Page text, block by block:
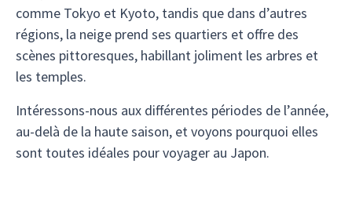
comme Tokyo et Kyoto, tandis que dans d’autres
régions, la neige prend ses quartiers et offre des
scènes pittoresques, habillant joliment les arbres et
les temples.
Intéressons-nous aux différentes périodes de l’année,
au-delà de la haute saison, et voyons pourquoi elles
sont toutes idéales pour voyager au Japon.